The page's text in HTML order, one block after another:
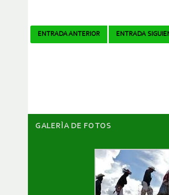
Navegador
ENTRADA ANTERIOR ENTRADA
GALERÌA DE FOTOS